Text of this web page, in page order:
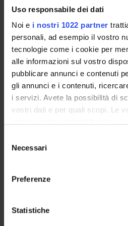
Uso responsabile dei dati
Noi e i nostri 1022 partner
personali, ad esempio il vostro
tecnologie come i cookie per
alle informazioni sul vostro
pubblicare annunci e contenuti
gli annunci e i contenuti,
i servizi. Avete la possibilità di
vostri dati e per quali scopi. Le
modificare o revocare il proprio
momento dalla Dichiarazione
raccogliere informazioni
geografica, con
delNecessari
Preferenze
Statistiche
Evelina Tacconelli
Professore ordinario
AREE DI RICERCA COINVOLTE DAL
Infectious Diseases (DDSP)
Infectious Diseases (DNBM)
ATTIVITÀ